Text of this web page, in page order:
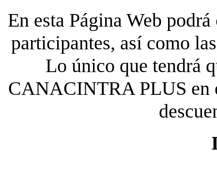
En esta Página Web
participantes, así como
Lo único que tendrá
CANACINTRA PLUS en